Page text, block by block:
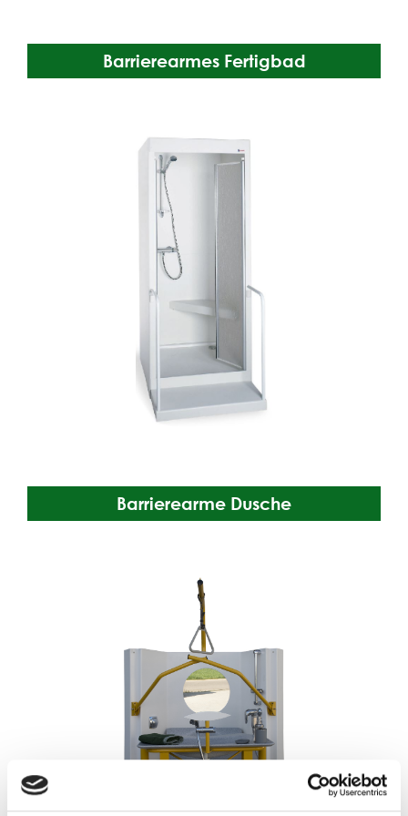
Barrierearmes Fertigbad
Barrierearme Dusche